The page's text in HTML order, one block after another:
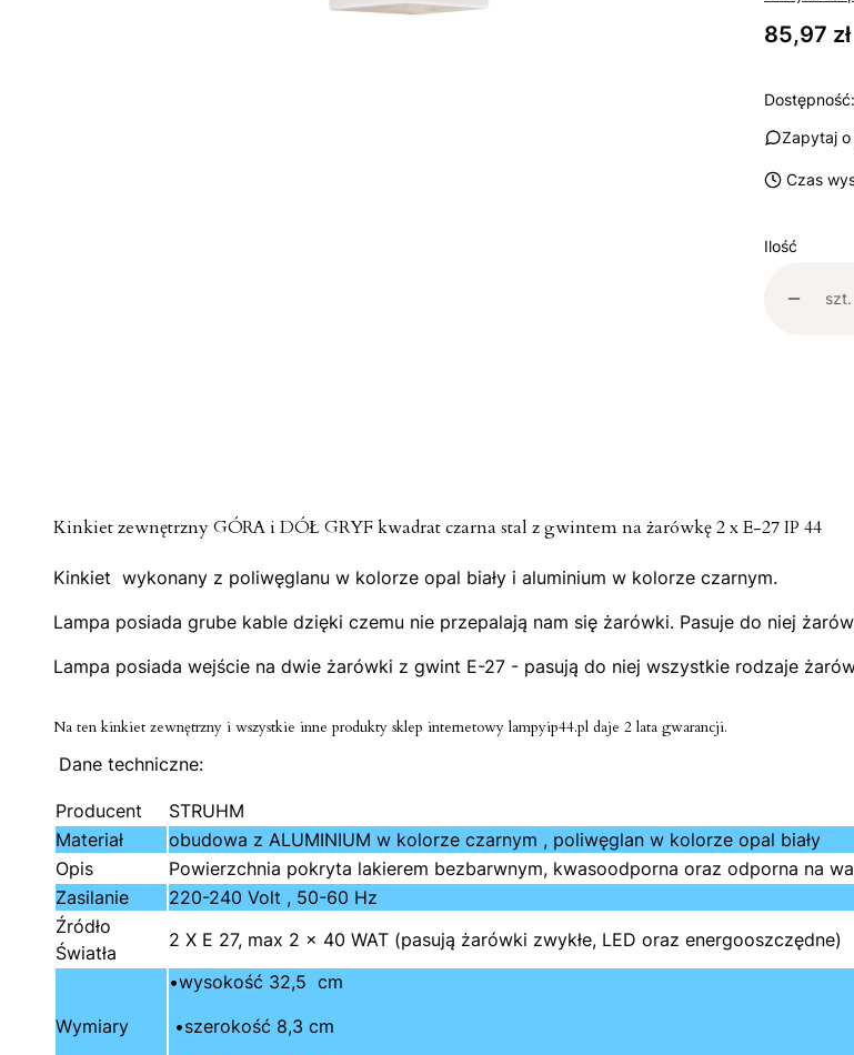
Cena
85,97 zł
Dostępność:
Zapytaj
Czas
Ilość
szt.
Kinkiet zewnętrzny GÓRA i DÓŁ GRYF kwadrat czarna stal z gwintem na żarówkę 2 x E-27 IP 44
Kinkiet wykonany z poliwęglanu w kolorze opal biały i aluminium w kolorze czarnym.
Lampa posiada grube kable dzięki czemu nie przepalają nam się żarówki. Pasuje do niej
Lampa posiada wejście na dwie żarówki z gwint E-27 - pasują do niej wszystkie rodzaje
Na ten kinkiet zewnętrzny i wszystkie inne produkty sklep internetowy lampyip44.pl daje 2 lata gwarancji.
Dane techniczne:
Producent
STRUHM
Materiał
obudowa z ALUMINIUM w kolorze czarnym , poliwęglan w kolorze opal biały
Opis
Powierzchnia pokryta lakierem bezbarwnym, kwasoodporna oraz odporna na
Zasilanie
220-240 Volt , 50-60 Hz
Źródło
Światła
2 X E 27, max 2 x 40 WAT (pasują żarówki zwykłe, LED oraz energooszczędne)
Wymiary
•wysokość 32,5 cm
•szerokość 8,3 cm